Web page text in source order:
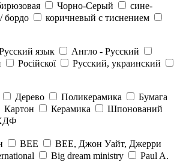
Чорно-Серый
сине-
бордо
коричневый с тиснением
язык
Англо - Русский
Російскої
Русский, украинский
Дерево Поликерамика
Бумага
Картон Керамика
Шпонований
BEE
BEE, Джон Уайт, Джерри
Big dream ministry
Paul A.